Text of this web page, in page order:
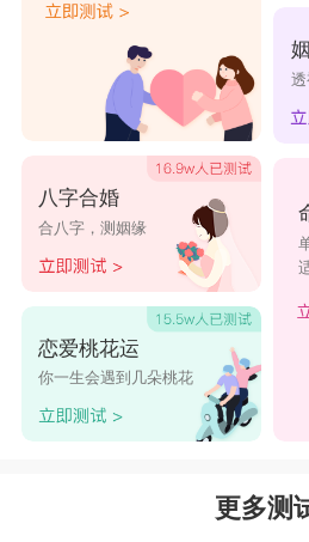
只要天秤女收起玩心，就
与坚持，她就不会为了平衡
现出的死忠精神，往往却会
破坏，从而使得她退缩。在
性的需求比较大，往往需要
们的爱情适合由朋友开始，
往迸出火花。
星座乐原创文章，转载需注
八字合婚
合八字，测姻缘
恋爱桃花运
你一生会遇到几朵桃花
更多测